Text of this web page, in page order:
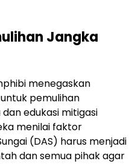
Jangka
menegaskan
pemulihan
edukasi mitigasi
menilai faktor
(DAS) harus menjadi
dan semua pihak agar